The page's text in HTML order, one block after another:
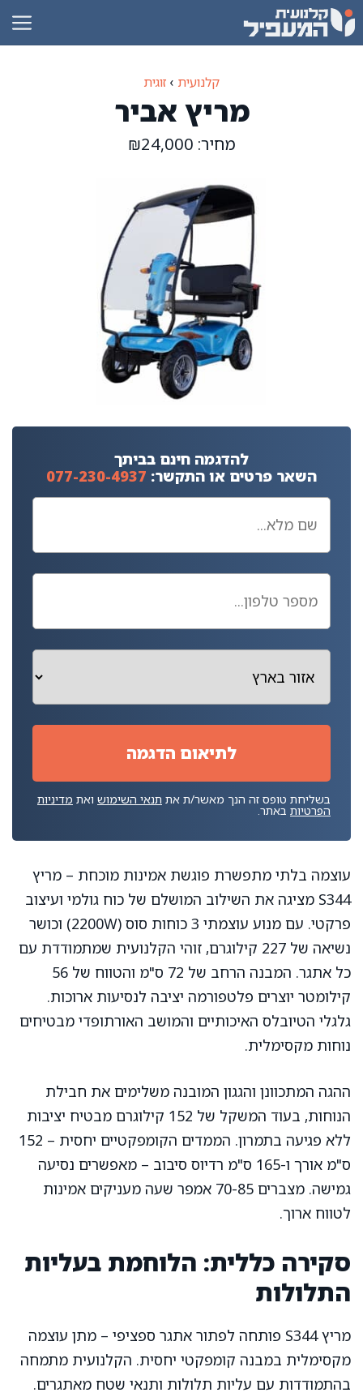
לדלג
לתוכן
קלנועית › זוגית
מריץ אביר
מחיר: ₪24,000
להדגמה חינם בביתך
השאר פרטים או התקשר: 077-230-4937
בשליחת טופס זה הנך מאשר/ת את תנאי השימוש ואת מדיניות
הפרטיות באתר.
עוצמה בלתי מתפשרת פוגשת אמינות מוכחת – מריץ
S344 מציגה את השילוב המושלם של כוח גולמי ועיצוב
פרקטי. עם מנוע עוצמתי 3 כוחות סוס (2200W) וכושר
נשיאה של 227 קילוגרם, זוהי הקלנועית שמתמודדת עם
כל אתגר. המבנה הרחב של 72 ס"מ והטווח של 56
קילומטר יוצרים פלטפורמה יציבה לנסיעות ארוכות.
גלגלי הטיובלס האיכותיים והמושב האורתופדי מבטיחים
נוחות מקסימלית.
ההגה המתכוונן והגגון המובנה משלימים את חבילת
הנוחות, בעוד המשקל של 152 קילוגרם מבטיח יציבות
ללא פגיעה בתמרון. הממדים הקומפקטיים יחסית – 152
ס"מ אורך ו-165 ס"מ רדיוס סיבוב – מאפשרים נסיעה
גמישה. מצברים 70-85 אמפר שעה מעניקים אמינות
לטווח ארוך.
סקירה כללית: הלוחמת בעליות
התלולות
מריץ S344 פותחה לפתור אתגר ספציפי – מתן עוצמה
מקסימלית במבנה קומפקטי יחסית. הקלנועית מתמחה
בהתמודדות עם עליות תלולות ותנאי שטח מאתגרים.